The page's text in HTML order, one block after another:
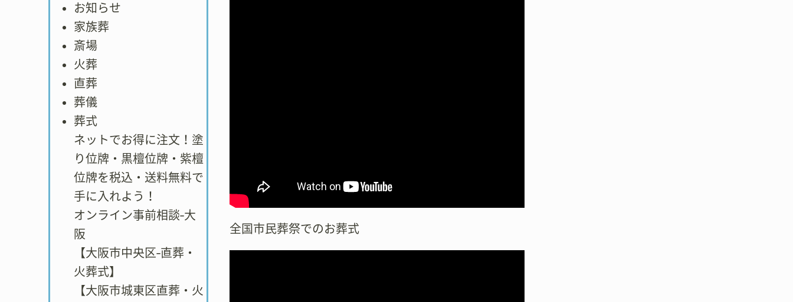
お知らせ
家族葬
斎場
火葬
直葬
葬儀
葬式
ネットでお得に注文！塗
り位牌・黒檀位牌・紫檀
位牌を税込・送料無料で
手に入れよう！
オンライン事前相談‐大
阪
【大阪市中央区‐直葬・
火葬式】
【大阪市城東区直葬・火
全国市民葬祭でのお葬式